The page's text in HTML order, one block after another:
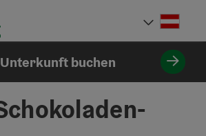
zur Bedienung der Website Accesskey
Unterkunft buchen